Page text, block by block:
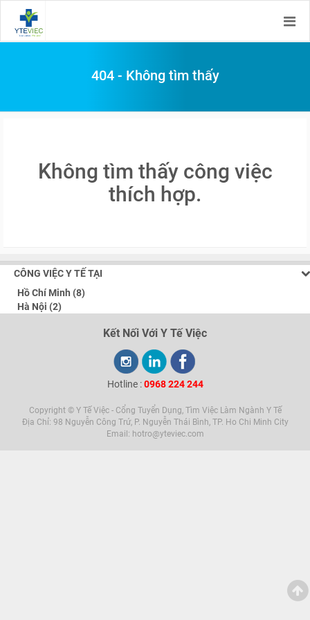
404 - Không tìm thấy
Không tìm thấy công việc
thích hợp.
CÔNG VIỆC Y TẾ TẠI
Hồ Chí Minh (8)
Hà Nội (2)
Kết Nối Với Y Tế Việc
Hotline :0968 224 244
Copyright © Y Tế Việc - Cổng Tuyển Dụng, Tìm Việc Làm Ngành Y Tế
Địa Chỉ: 98 Nguyễn Công Trứ, P. Nguyễn Thái Bình, TP. Ho Chi Minh City
Email: hotro@yteviec.com